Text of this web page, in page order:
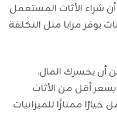
شراء الأثاث المستعمل
يوفر مزايا مثل التكلفة
أن يخسرك المال.
أقل من الأثاث
ممتازًا للميزانيات